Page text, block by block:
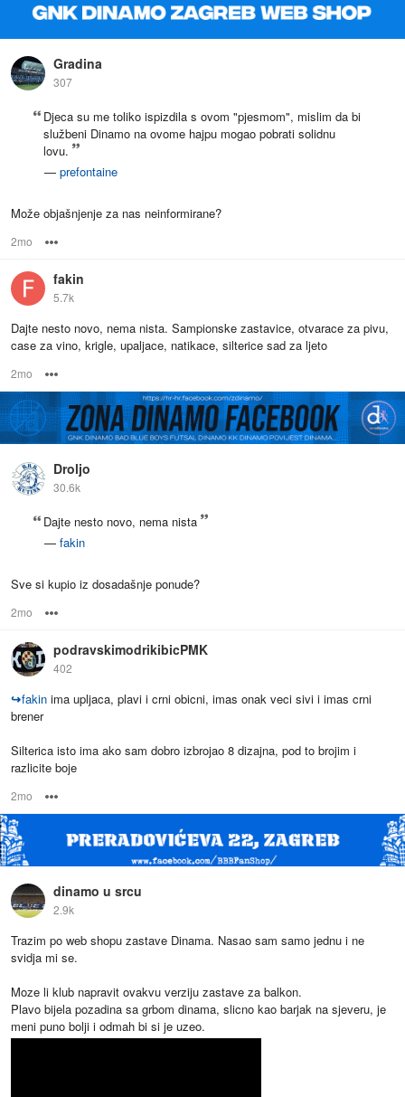
Gradina
307
Djeca su me toliko ispizdila s ovom "pjesmom", mislim da bi
službeni Dinamo na ovome hajpu mogao pobrati solidnu
lovu.
— prefontaine
Može objašnjenje za nas neinformirane?
2mo
fakin
5.7k
Dajte nesto novo, nema nista. Sampionske zastavice, otvarace za pivu,
case za vino, krigle, upaljace, natikace, silterice sad za ljeto
2mo
Droljo
30.6k
Dajte nesto novo, nema nista
— fakin
Sve si kupio iz dosadašnje ponude?
2mo
podravskimodrikibicPMK
402
↪fakin ima upljaca, plavi i crni obicni, imas onak veci sivi i imas crni
brener
Silterica isto ima ako sam dobro izbrojao 8 dizajna, pod to brojim i
razlicite boje
2mo
dinamo u srcu
2.9k
Trazim po web shopu zastave Dinama. Nasao sam samo jednu i ne
svidja mi se.
Moze li klub napravit ovakvu verziju zastave za balkon.
Plavo bijela pozadina sa grbom dinama, slicno kao barjak na sjeveru, je
meni puno bolji i odmah bi si je uzeo.